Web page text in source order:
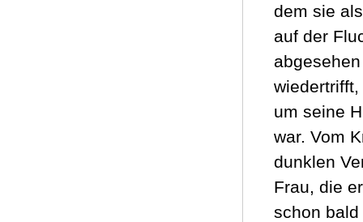
dem sie
auf der
um seine
war. Vom
dunklen
Frau, die
schon